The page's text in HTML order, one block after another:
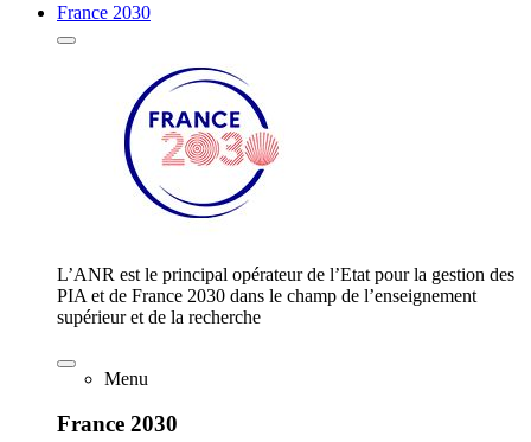
France 2030
L’ANR est le principal opérateur de l’Etat pour la gestion des
PIA et de France 2030 dans le champ de l’enseignement
supérieur et de la recherche
Menu
France 2030